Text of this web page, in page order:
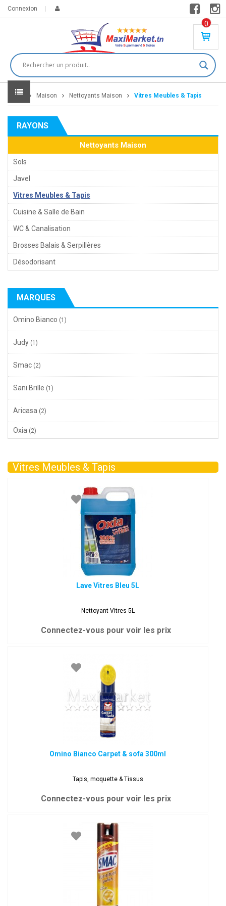
Connexion
0
PR
DU
IT(
S)
DT
Home Maison Nettoyants Maison Vitres Meubles & Tapis
RAYONS
Nettoyants Maison
Sols
Javel
Vitres Meubles & Tapis
Cuisine & Salle de Bain
WC & Canalisation
Brosses Balais & Serpillères
Désodorisant
MARQUES
Omino Bianco (1)
Judy (1)
Smac (2)
Sani Brille (1)
Aricasa (2)
Oxia (2)
Vitres Meubles & Tapis
Lave Vitres Bleu 5L
Nettoyant Vitres 5L
Connectez-vous pour voir les prix
Omino Bianco Carpet & sofa 300ml
Tapis, moquette & Tissus
Connectez-vous pour voir les prix